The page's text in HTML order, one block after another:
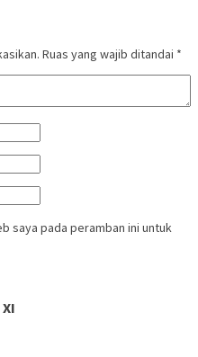
Ruas yang wajib ditandai *
saya pada peramban ini untuk